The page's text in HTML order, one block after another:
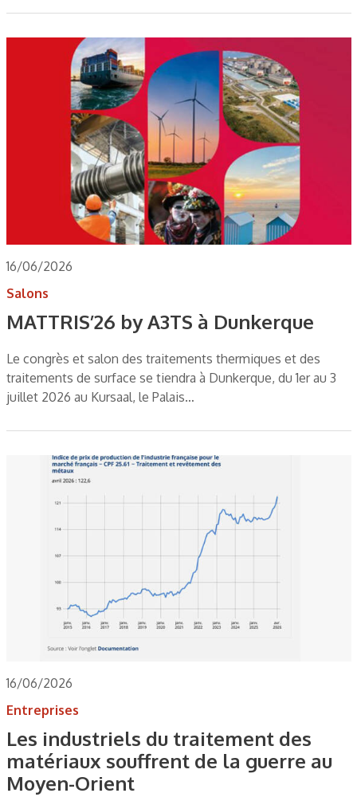
16/06/2026
Salons
MATTRIS’26 by A3TS à Dunkerque
Le congrès et salon des traitements thermiques et des
traitements de surface se tiendra à Dunkerque, du 1er au 3
juillet 2026 au Kursaal, le Palais…
16/06/2026
Entreprises
Les industriels du traitement des
matériaux souffrent de la guerre au
Moyen-Orient